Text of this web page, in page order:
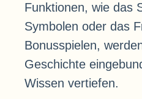
Funktionen, wie das
Symbolen oder das
Bonusspielen,
Geschichte
Wissen vertiefen.